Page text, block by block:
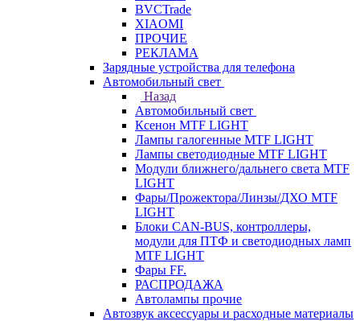
BVCTrade
XIAOMI
ПРОЧИЕ
РЕКЛАМА
Зарядные устройства для телефона
Автомобильный свет
Назад
Автомобильный свет
Ксенон MTF LIGHT
Лампы галогенные MTF LIGHT
Лампы светодиодные MTF LIGHT
Модули ближнего/дальнего света MTF
LIGHT
Фары/Прожектора/Линзы/ДХО MTF
LIGHT
Блоки CAN-BUS, контроллеры,
модули для ПТФ и светодиодных ламп
MTF LIGHT
Фары FF.
РАСПРОДАЖА
Автолампы прочие
Автозвук аксессуары и расходные материалы